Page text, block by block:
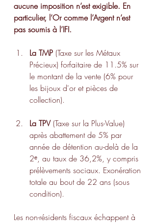
aucune imposition n’est exigible. En
particulier, l’Or comme l’Argent n’est
pas soumis à l’IFI.
La TMP (Taxe sur les Métaux
Précieux) forfaitaire de 11.5% sur
le montant de la vente (6% pour
les bijoux d'or et pièces de
collection).
La TPV (Taxe sur la Plus-Value)
après abattement de 5% par
année de détention au-delà de la
2ᵉ, au taux de 36,2%, y compris
prélèvements sociaux. Exonération
totale au bout de 22 ans (sous
condition).
Les non-résidents fiscaux échappent à